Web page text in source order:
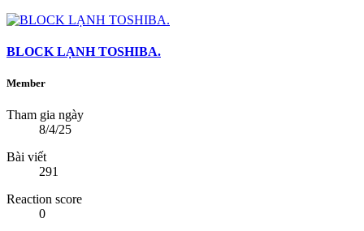
BLOCK LẠNH TOSHIBA.
Member
Tham gia ngày
8/4/25
Bài viết
291
Reaction score
0